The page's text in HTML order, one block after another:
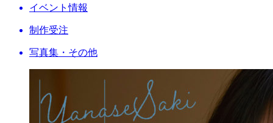
イベント情報
制作受注
写真集・その他